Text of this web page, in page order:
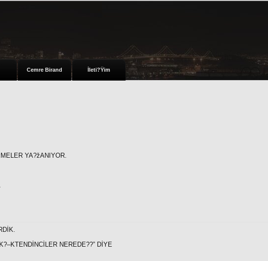
Cemre Birand İleti?Ÿim
YA?žANIYOR.
NEREDE??” DİYE